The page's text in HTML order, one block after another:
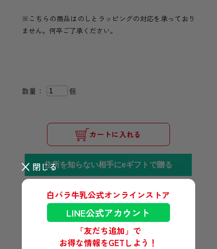
閉じる
白バラ牛乳公式オンラインストア
LINE公式アカウント
「友だち追加」で
お得な情報をGETしよう！
※こちらの商品はのしとラッピングの対応を承っており
ません。何卒ご了承ください。
数量： 個
カートに入れる
住所を知らない相手にeギフトで贈る
ご利用ガイド 特定商取引法に基づく表記